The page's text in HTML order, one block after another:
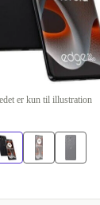
er kun til illustration